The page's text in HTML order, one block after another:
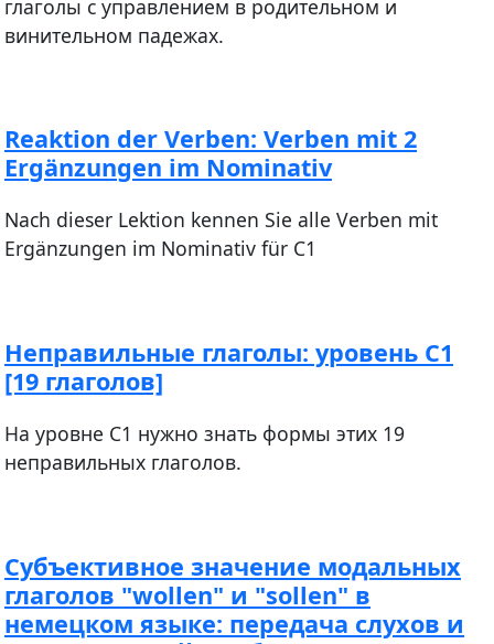
глаголы с управлением в родительном и
винительном падежах.
Reaktion der Verben: Verben mit 2
Ergänzungen im Nominativ
Nach dieser Lektion kennen Sie alle Verben mit
Ergänzungen im Nominativ für C1
Неправильные глаголы: уровень С1
[19 глаголов]
На уровне С1 нужно знать формы этих 19
неправильных глаголов.
Субъективное значение модальных
глаголов "wollen" и "sollen" в
немецком языке: передача слухов и